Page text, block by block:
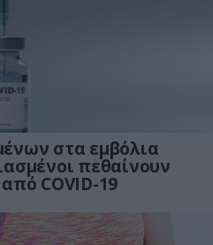
στα εμβόλια
πεθαίνουν
COVID-19